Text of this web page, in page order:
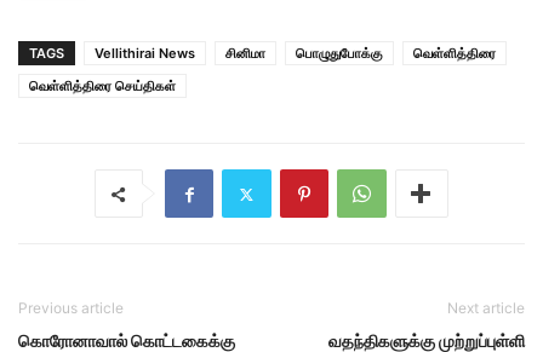
TAGS Vellithirai News சினிமா பொழுதுபோக்கு
வெள்ளித்திரை
வெள்ளித்திரை செய்திகள்
Previous article
கொரோனாவால் கொட்டகைக்கு
Next article
வதந்திகளுக்கு முற்றுப்புள்ளி